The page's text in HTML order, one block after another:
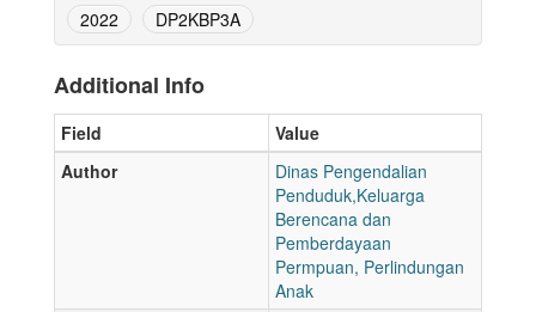
2022 DP2KBP3A
Additional Info
Field
Value
Author
Dinas Pengendalian
Penduduk,Keluarga
Berencana dan
Pemberdayaan
Permpuan, Perlindungan
Anak